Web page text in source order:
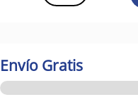
Envío Gratis